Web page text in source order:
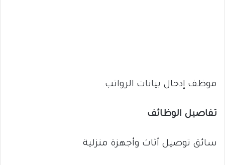
موظف إدخال بيانات الرواتب.
تفاصيل الوظائف
سائق توصيل أثاث وأجهزة منزلية